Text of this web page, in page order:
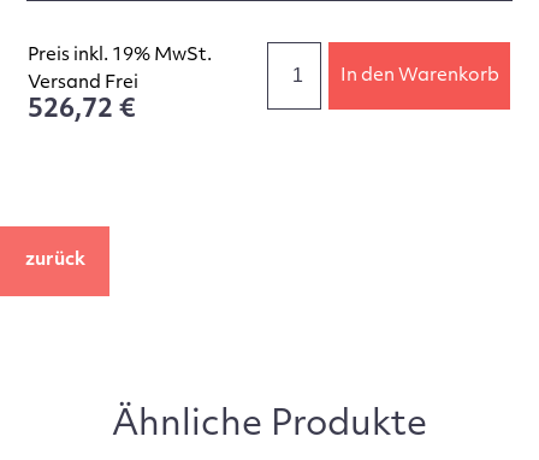
Preis inkl. 19% MwSt.
Versand Frei
526,72 €
In den Warenkorb
zurück
Ähnliche Produkte